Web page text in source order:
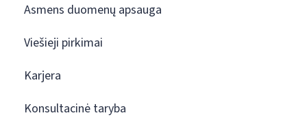
Asmens duomenų apsauga
Viešieji pirkimai
Karjera
Konsultacinė taryba